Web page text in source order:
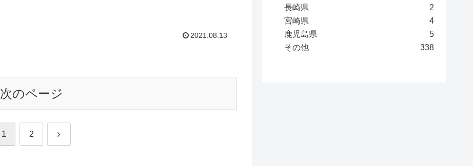
2021.08.13
次のページ
1 2 次
長崎県
2
宮崎県
4
鹿児島県
5
その他
338